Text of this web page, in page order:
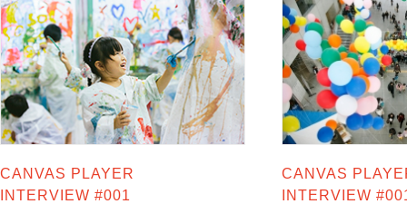
CANVAS PLAYER
INTERVIEW #001
CANVAS
INTERVIEW